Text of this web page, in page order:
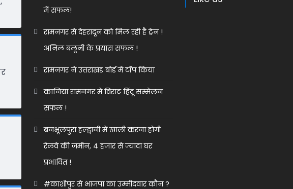
में सफल!
रामनगर से देहरादून को मिल रही है ट्रेन !
अनिल बलूनी के प्रयास सफल !
रामनगर ने उत्तराखंड बोर्ड में टॉप किया
कानिया रामनगर में विराट हिंदू सम्मेलन
सफल !
बनभूलपुरा हल्द्वानी में खाली करना होगी
रेलवे की जमीन, 4 हजार से ज्यादा घर
प्रभावित !
#काशीपुर से भाजपा का उम्मीदवार कौन ?